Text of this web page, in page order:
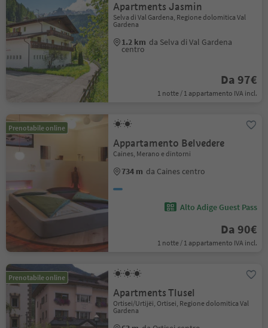
Apartments Jasmin
Selva di Val Gardena, Regione dolomitica Val
Gardena
1.2 km da Selva di Val Gardena
centro
Da 97€
1 notte / 1 appartamento IVA incl.
Prenotabile online
Appartamento Belvedere
Caines, Merano e dintorni
734 m da Caines centro
Alto Adige Guest Pass
Da 90€
1 notte / 1 appartamento IVA incl.
Prenotabile online
Apartments Tlusel
Ortisei/Urtijëi, Ortisei, Regione dolomitica Val
Gardena